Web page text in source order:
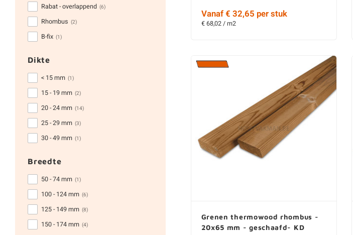
Rabat - overlappend (6)
Rhombus (2)
B-fix (1)
Dikte
< 15 mm (1)
15 - 19 mm (2)
20 - 24 mm (14)
25 - 29 mm (3)
30 - 49 mm (1)
Breedte
50 - 74 mm (1)
100 - 124 mm (6)
125 - 149 mm (8)
150 - 174 mm (4)
Vanaf € 32,65 per stuk
€ 68,02 / m2
Grenen thermowood rhombus -
20x65 mm - geschaafd- KD